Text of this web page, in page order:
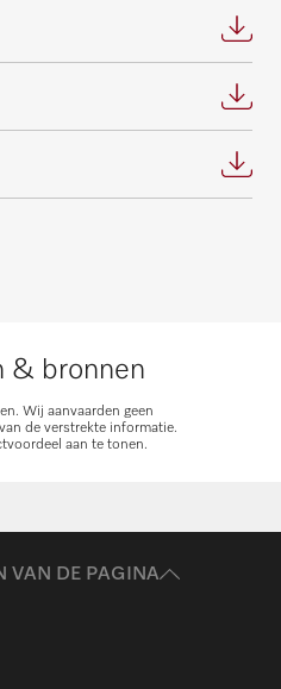
aanvragen
& bronnen
Wij aanvaarden geen
de verstrekte informatie.
aan te tonen.
VAN DE PAGINA